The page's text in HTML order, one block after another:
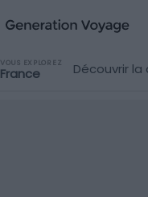
VOUS EXPLOREZ
France Découvrir